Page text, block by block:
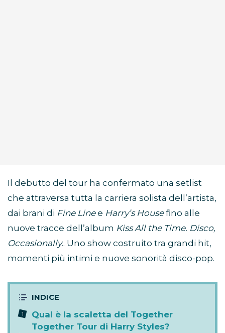
Il debutto del tour ha confermato una setlist
che attraversa tutta la carriera solista dell’artista,
dai brani di Fine Linee Harry’s Housefino alle
nuove tracce dell’album Kiss All the Time. Disco,
Occasionally.. Uno show costruito tra grandi hit,
momenti più intimi e nuove sonorità disco-pop.
Qual è la scaletta del Together
Together Tour di Harry Styles?